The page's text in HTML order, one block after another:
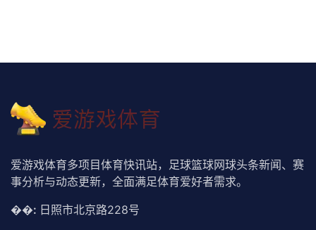
爱游戏体育多项目体育快讯站，足球篮球网球头条新闻、赛
事分析与动态更新，全面满足体育爱好者需求。
��: 日照市北京路228号